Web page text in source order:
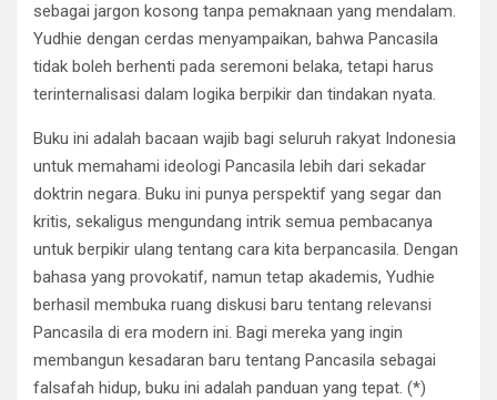
sebagai jargon kosong tanpa pemaknaan yang mendalam.
Yudhie dengan cerdas menyampaikan, bahwa Pancasila
tidak boleh berhenti pada seremoni belaka, tetapi harus
terinternalisasi dalam logika berpikir dan tindakan nyata.
Buku ini adalah bacaan wajib bagi seluruh rakyat Indonesia
untuk memahami ideologi Pancasila lebih dari sekadar
doktrin negara. Buku ini punya perspektif yang segar dan
kritis, sekaligus mengundang intrik semua pembacanya
untuk berpikir ulang tentang cara kita berpancasila. Dengan
bahasa yang provokatif, namun tetap akademis, Yudhie
berhasil membuka ruang diskusi baru tentang relevansi
Pancasila di era modern ini. Bagi mereka yang ingin
membangun kesadaran baru tentang Pancasila sebagai
falsafah hidup, buku ini adalah panduan yang tepat. (*)